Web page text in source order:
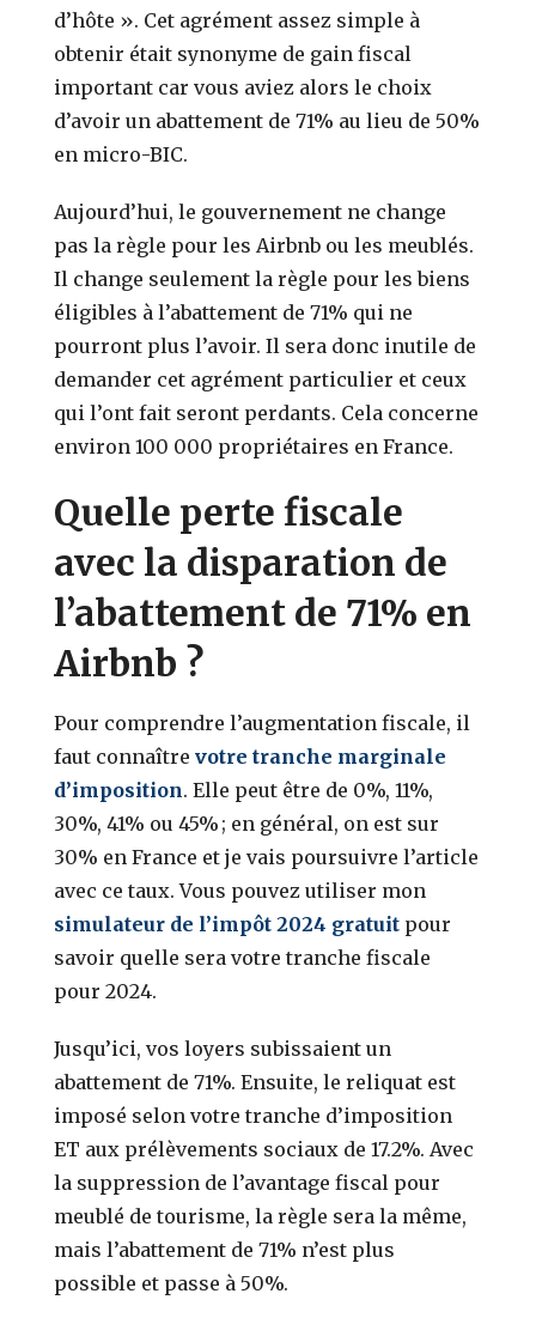
d’hôte ». Cet agrément assez simple à
obtenir était synonyme de gain fiscal
important car vous aviez alors le choix
d’avoir un abattement de 71% au lieu de 50%
en micro-BIC.
Aujourd’hui, le gouvernement ne change
pas la règle pour les Airbnb ou les meublés.
Il change seulement la règle pour les biens
éligibles à l’abattement de 71% qui ne
pourront plus l’avoir. Il sera donc inutile de
demander cet agrément particulier et ceux
qui l’ont fait seront perdants. Cela concerne
environ 100 000 propriétaires en France.
Quelle perte fiscale
avec la disparation de
l’abattement de 71% en
Airbnb ?
Pour comprendre l’augmentation fiscale, il
faut connaîtrevotre tranche marginale
d’imposition. Elle peut être de 0%, 11%,
30%, 41% ou 45% ; en général, on est sur
30% en France et je vais poursuivre l’article
avec ce taux. Vous pouvez utiliser mon
simulateur de l’impôt 2024 gratuit pour
savoir quelle sera votre tranche fiscale
pour 2024.
Jusqu’ici, vos loyers subissaient un
abattement de 71%. Ensuite, le reliquat est
imposé selon votre tranche d’imposition
ET aux prélèvements sociaux de 17.2%. Avec
la suppression de l’avantage fiscal pour
meublé de tourisme, la règle sera la même,
mais l’abattement de 71% n’est plus
possible et passe à 50%.